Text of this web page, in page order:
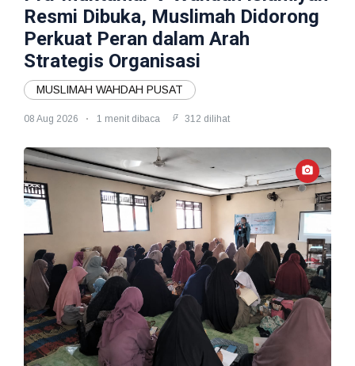
Resmi Dibuka, Muslimah Didorong
Perkuat Peran dalam Arah
Strategis Organisasi
MUSLIMAH WAHDAH PUSAT
08 Aug 2026 1 menit dibaca 312 dilihat